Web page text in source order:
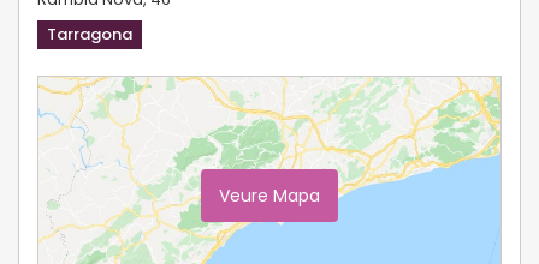
Tarragona
Veure Mapa